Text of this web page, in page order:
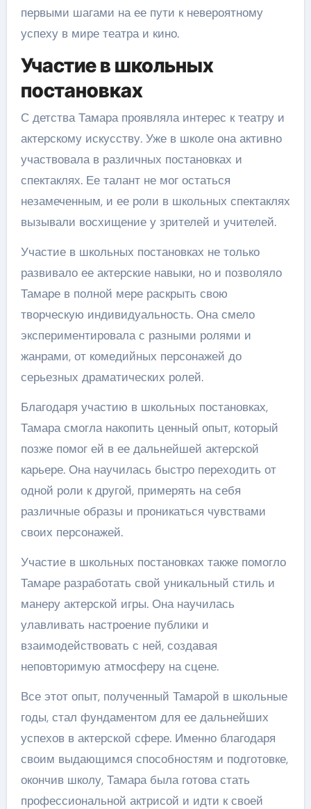
первыми шагами на ее пути к невероятному
успеху в мире театра и кино.
Участие в школьных
постановках
С детства Тамара проявляла интерес к театру и
актерскому искусству. Уже в школе она активно
участвовала в различных постановках и
спектаклях. Ее талант не мог остаться
незамеченным, и ее роли в школьных спектаклях
вызывали восхищение у зрителей и учителей.
Участие в школьных постановках не только
развивало ее актерские навыки, но и позволяло
Тамаре в полной мере раскрыть свою
творческую индивидуальность. Она смело
экспериментировала с разными ролями и
жанрами, от комедийных персонажей до
серьезных драматических ролей.
Благодаря участию в школьных постановках,
Тамара смогла накопить ценный опыт, который
позже помог ей в ее дальнейшей актерской
карьере. Она научилась быстро переходить от
одной роли к другой, примерять на себя
различные образы и проникаться чувствами
своих персонажей.
Участие в школьных постановках также помогло
Тамаре разработать свой уникальный стиль и
манеру актерской игры. Она научилась
улавливать настроение публики и
взаимодействовать с ней, создавая
неповторимую атмосферу на сцене.
Все этот опыт, полученный Тамарой в школьные
годы, стал фундаментом для ее дальнейших
успехов в актерской сфере. Именно благодаря
своим выдающимся способностям и подготовке,
окончив школу, Тамара была готова стать
профессиональной актрисой и идти к своей